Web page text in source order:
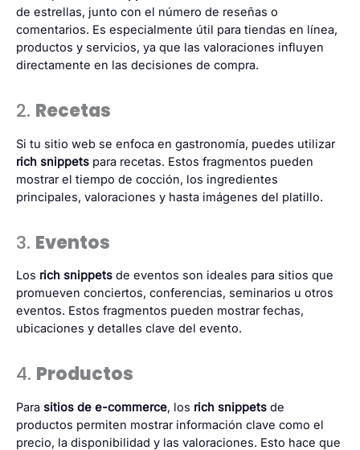
de estrellas, junto con el número de reseñas o
comentarios. Es especialmente útil para tiendas en línea,
productos y servicios, ya que las valoraciones influyen
directamente en las decisiones de compra.
2. Recetas
Si tu sitio web se enfoca en gastronomía, puedes utilizar
rich snippets para recetas. Estos fragmentos pueden
mostrar el tiempo de cocción, los ingredientes
principales, valoraciones y hasta imágenes del platillo.
3. Eventos
Los rich snippets de eventos son ideales para sitios que
promueven conciertos, conferencias, seminarios u otros
eventos. Estos fragmentos pueden mostrar fechas,
ubicaciones y detalles clave del evento.
4. Productos
Para sitios de e-commerce, los rich snippets de
productos permiten mostrar información clave como el
precio, la disponibilidad y las valoraciones. Esto hace que